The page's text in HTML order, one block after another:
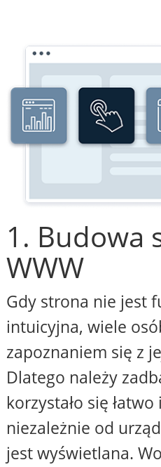
1. Budowa
WWW
Gdy strona nie jest
intuicyjna, wiele
zapoznaniem się z
Dlatego należy
korzystało się łatwo
niezależnie od
jest wyświetlana.